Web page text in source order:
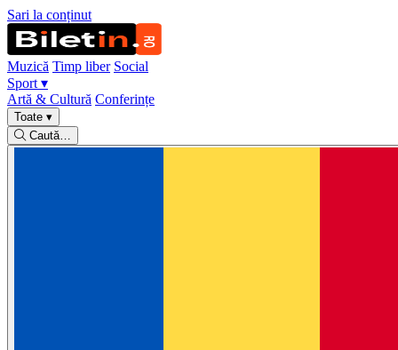
Sari la conținut
Muzică Timp liber Social
Sport ▾
Artă & Cultură Conferințe
Toate ▾
Caută…